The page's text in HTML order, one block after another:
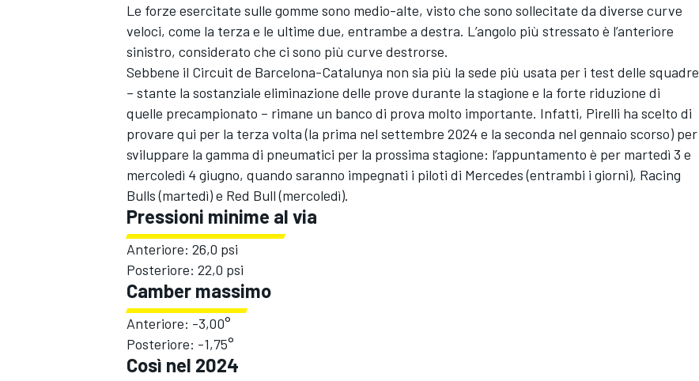
ENDURANCE/GT
Le forze esercitate sulle gomme sono medio-alte, visto che sono sollecitate da diverse curve
veloci, come la terza e le ultime due, entrambe a destra. L’angolo più stressato è l’anteriore
sinistro, considerato che ci sono più curve destrorse.
Sebbene il Circuit de Barcelona-Catalunya non sia più la sede più usata per i test delle squadre
– stante la sostanziale eliminazione delle prove durante la stagione e la forte riduzione di
quelle precampionato – rimane un banco di prova molto importante. Infatti, Pirelli ha scelto di
provare qui per la terza volta (la prima nel settembre 2024 e la seconda nel gennaio scorso) per
sviluppare la gamma di pneumatici per la prossima stagione: l’appuntamento è per martedì 3 e
mercoledì 4 giugno, quando saranno impegnati i piloti di Mercedes (entrambi i giorni), Racing
Bulls (martedì) e Red Bull (mercoledì).
Pressioni minime al via
Anteriore: 26,0 psi
Posteriore: 22,0 psi
Camber massimo
Anteriore: -3,00°
Posteriore: -1,75°
Così nel 2024